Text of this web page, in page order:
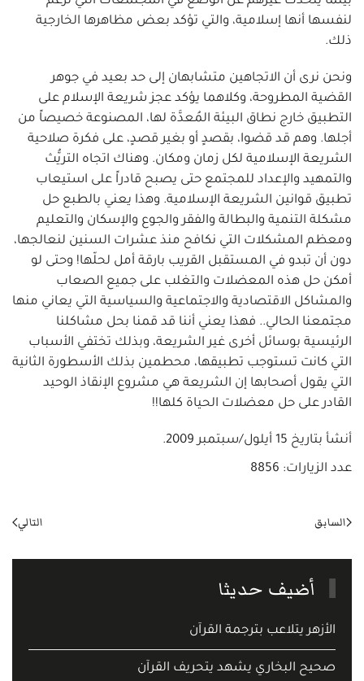
لنفسها أنها إسلامية، والتي تؤكد بعض مظاهرها الخارجية
ذلك.
ونحن نرى أن الاتجاهين متشابهان إلى حد بعيد في جوهر
القضية المطروحة، وكلاهما يؤكد عجز شريعة الإسلام على
التطبيق خارج نطاق البيئة المُعدَّة لها، المصنوعة خصيصاً من
أجلها. وهم قد قضوا، بقصدٍ أو بغير قصدٍ، على فكرة صلاحية
الشريعة الإسلامية لكل زمان ومكان. وهناك اتجاه التريُّث
والتمهيد والإعداد للمجتمع حتى يصبح قادراً على استيعاب
تطبيق قوانين الشريعة الإسلامية. وهذا يعني بالطبع حل
مشكلة التنمية والبطالة والفقر والجوع والإسكان والتعليم
ومعظم المشكلات التي نكافح منذ عشرات السنين لنعالجها،
دون أن تبدو في المستقبل القريب بارقة أمل لحلّها! وحتى لو
أمكن حل هذه المعضلات والتغلب على جميع الصعاب
والمشاكل الاقتصادية والاجتماعية والسياسية التي يعاني منها
مجتمعنا الحالي.. فهذا يعني أننا قد قمنا بحل مشاكلنا
الرئيسية بوسائل أخرى غير الشريعة، وبذلك تختفي الأسباب
التي كانت تستوجب تطبيقها، محطمين بذلك الأسطورة الثانية
التي يقول أصحابها إن الشريعة هي مشروع الإنقاذ الوحيد
القادر على حل معضلات الحياة كلها!!
أنشأ بتاريخ 15 أيلول/سبتمبر 2009 .
عدد الزيارات: 8856
السابق التالي
أضيف حديثا
الأزهر يتلاعب بترجمة القرآن
صحيح البخاري يشهد يتحريف القرآن